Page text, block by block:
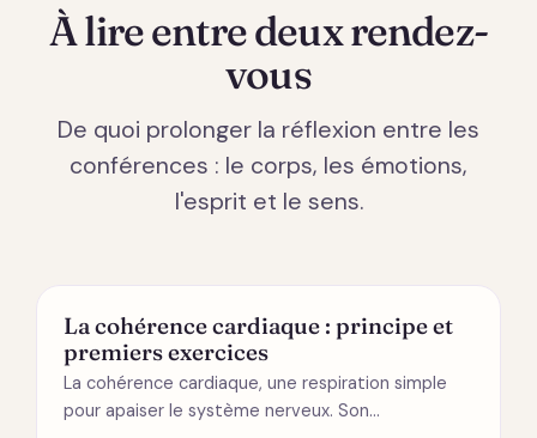
À lire entre deux rendez-
vous
De quoi prolonger la réflexion entre les
conférences : le corps, les émotions,
l'esprit et le sens.
SANTÉ
La cohérence cardiaque : principe et
premiers exercices
La cohérence cardiaque, une respiration simple
pour apaiser le système nerveux. Son…